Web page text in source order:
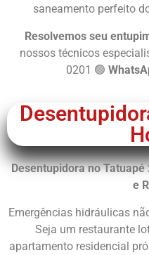
saneamento perfeito
Resolvemos seu
nossos técnicos
0201 🟢
Desentupidora no
e
Emergências hidráulicas
Seja um restaurante
apartamento residencial